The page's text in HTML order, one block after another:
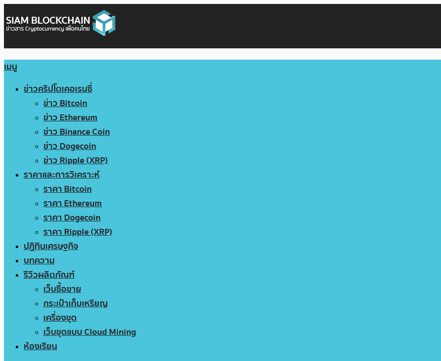
เมนู
ข่าวคริปโตเคอเรนซี่
ข่าว Bitcoin
ข่าว Ethereum
ข่าว Binance Coin
ข่าว Dogecoin
ข่าว Ripple (XRP)
ราคาและการวิเคราะห์
ราคา Bitcoin
ราคา Ethereum
ราคา Dogecoin
ราคา Ripple (XRP)
ปฏิทินเศรษฐกิจ
บทความ
รีวิวผลิตภัณฑ์
เว็บซื้อขาย
กระเป๋าเก็บเหรียญ
เครื่องขุด
เว็บขุดแบบ Cloud Mining
ห้องเรียน